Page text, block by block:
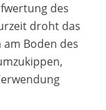
des
droht das
Boden des